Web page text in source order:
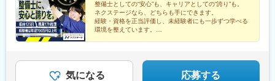
市緑区大高町丸の内36番1
潟駅、長泉なめり駅、港南台駅、船岡駅(宮城県)、塚目駅、東陽町
駅、新金岡駅、喜多山駅(愛知県)、東静岡駅、幕張駅、牛山駅、南
草津駅、西那須野駅、湘南深沢駅、道ノ尾駅、南大高駅、土橋駅
(愛媛県)、鼓ケ浦駅、神領駅、森林公園駅(北海道)、西飾磨駅、土
ししぶ駅、センター南駅、泉中央駅、佐賀駅、千川駅、南郷１８
丁目駅、下松駅(大阪府)、水城駅、高塚駅、南大分駅、倉見駅、折
整備士としての“安心”も、キャリアとしての“誇り”も。
ネクステージなら、どちらも手にできます。
経験・資格を正当評価し、未経験者にも一歩ずつ学べる
環境を整えています。
気になる 応募する